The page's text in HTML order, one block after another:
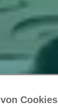
Cookies